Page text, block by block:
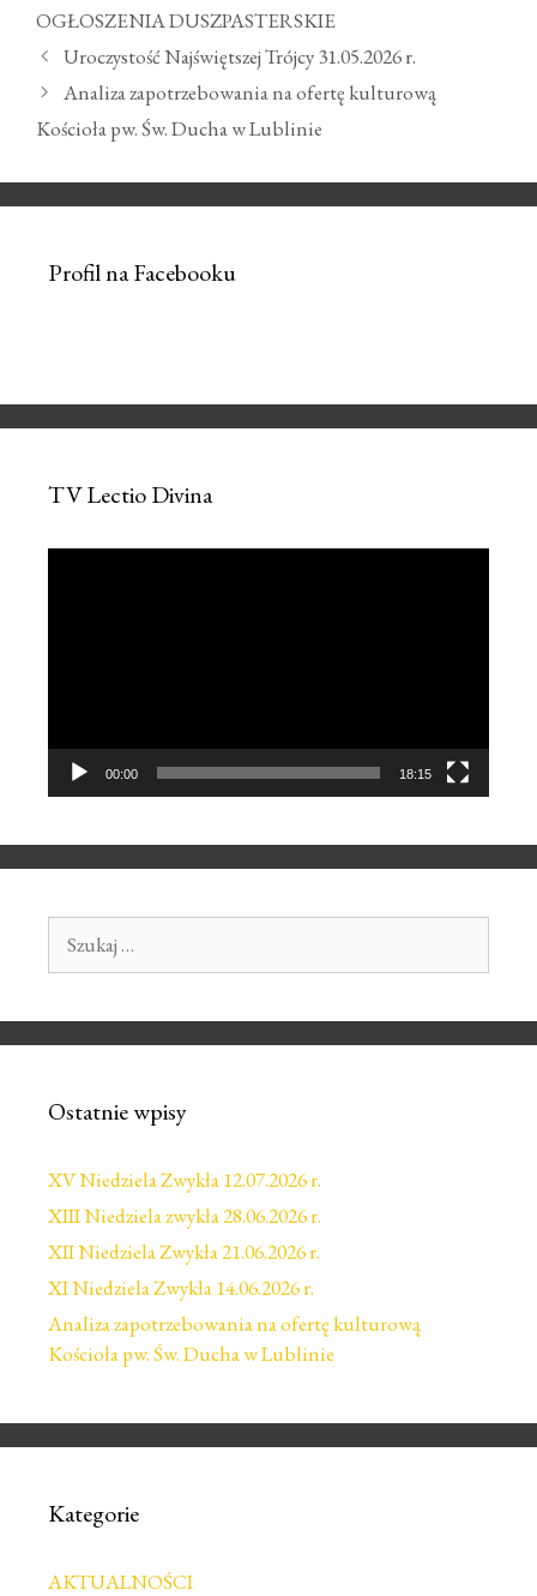
OGŁOSZENIA DUSZPASTERSKIE
Zobacz
wpisy
Uroczystość Najświętszej Trójcy 31.05.2026 r.
Analiza zapotrzebowania na ofertę kulturową
Kościoła pw. Św. Ducha w Lublinie
Profil na Facebooku
TV Lectio Divina
00:00 18:15
Ostatnie wpisy
XV Niedziela Zwykła 12.07.2026 r.
XIII Niedziela zwykła 28.06.2026 r.
XII Niedziela Zwykła 21.06.2026 r.
XI Niedziela Zwykła 14.06.2026 r.
Analiza zapotrzebowania na ofertę kulturową
Kościoła pw. Św. Ducha w Lublinie
Kategorie
AKTUALNOŚCI